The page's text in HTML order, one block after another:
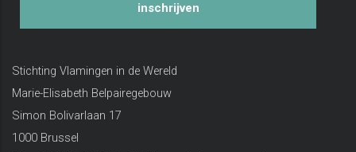
inschrijven
Stichting Vlamingen in de Wereld
Marie-Elisabeth Belpairegebouw
Simon Bolivarlaan 17
1000 Brussel